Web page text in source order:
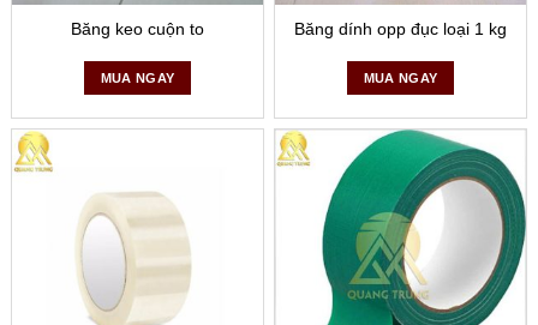
Băng keo cuộn to
MUA NGAY
Băng dính opp đục loại 1 kg
MUA NGAY